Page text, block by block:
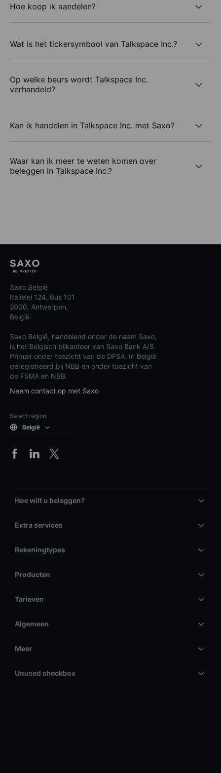
Hoe koop ik aandelen?
Wat is het tickersymbool van Talkspace Inc.?
Op welke beurs wordt Talkspace Inc.
verhandeld?
Kan ik handelen in Talkspace Inc. met Saxo?
Waar kan ik meer te weten komen over
beleggen in Talkspace Inc.?
Saxo België
Italiëlei 124, Bus 101
2000, Antwerpen,
België
Saxo België, handelend onder de naam Saxo,
is het Belgisch bijkantoor van Saxo Bank A/S.
Primair onder toezicht van de DFSA. In België
geregistreerd bij NBB en onder toezicht van
de FSMA en NBB.
Neem contact op met Saxo
Select region
België
Hoe wilt u beleggen?
Extra services
Rekeningtypes
Producten
Tarieven
Algemeen
Meer
Unused checkbox